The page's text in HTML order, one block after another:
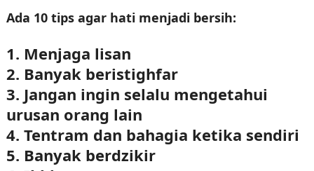
Ada 10 tips agar hati menjadi bersih:
1. Menjaga lisan
2. Banyak beristighfar
3. Jangan ingin selalu mengetahui
urusan orang lain
4. Tentram dan bahagia ketika sendiri
5. Banyak berdzikir